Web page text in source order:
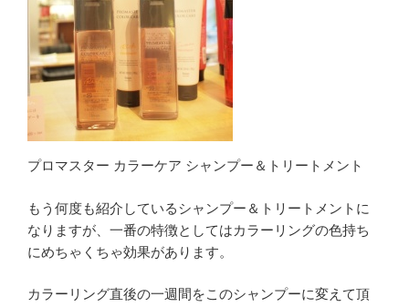
プロマスター カラーケア シャンプー＆トリートメント
もう何度も紹介しているシャンプー＆トリートメントに
なりますが、一番の特徴としてはカラーリングの色持ち
にめちゃくちゃ効果があります。
カラーリング直後の一週間をこのシャンプーに変えて頂